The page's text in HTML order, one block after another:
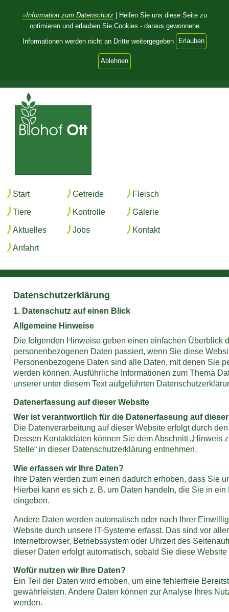
Information zum Datenschutz| Helfen Sie uns diese Seite zu
optimieren und erlauben Sie Cookies - daraus gewonnene
Informationen werden nicht an Dritte weitergegeben Erlauben
Ablehnen
Start Getreide Fleisch
Tiere Kontrolle Galerie
Aktuelles Jobs Kontakt
Anfahrt
Datenschutz­erklärung
1. Datenschutz auf einen Blick
Allgemeine Hinweise
Die folgenden Hinweise geben einen einfachen Überblick
personenbezogenen Daten passiert, wenn Sie diese
Personenbezogene Daten sind alle Daten, mit denen Sie
werden können. Ausführliche Informationen zum Thema
unserer unter diesem Text aufgeführten
Datenerfassung auf dieser Website
Wer ist verantwortlich für die Datenerfassung auf
Die Datenverarbeitung auf dieser Website erfolgt durch
Dessen Kontaktdaten können Sie dem Abschnitt „Hinweis
Stelle“ in dieser Datenschutzerklärung entnehmen.
Wie erfassen wir Ihre Daten?
Ihre Daten werden zum einen dadurch erhoben, dass Sie
Hierbei kann es sich z. B. um Daten handeln, die Sie in ein
eingeben.
Andere Daten werden automatisch oder nach Ihrer
Website durch unsere IT-Systeme erfasst. Das sind vor
Internetbrowser, Betriebssystem oder Uhrzeit des
dieser Daten erfolgt automatisch, sobald Sie diese Website
Wofür nutzen wir Ihre Daten?
Ein Teil der Daten wird erhoben, um eine fehlerfreie
gewährleisten. Andere Daten können zur Analyse Ihres
werden.